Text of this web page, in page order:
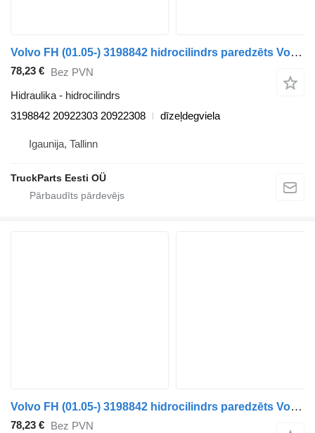
Volvo FH (01.05-) 3198842 hidrocilindrs paredzēts Volvo FH12, FH16, NH12, FH, VNL780 (1993-2014) vilcēja
78,23 € Bez PVN
Hidraulika - hidrocilindrs
3198842 20922303 20922308
dīzeļdegviela
Igaunija, Tallinn
TruckParts Eesti OÜ
Volvo FH (01.05-) 3198842 hidrocilindrs paredzēts Volvo FH12, FH16, NH12, FH, VNL780 (1993-2014) vilcēja
78,23 € Bez PVN